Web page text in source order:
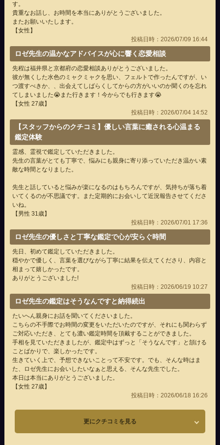
す。
貴重なお話し、お時間を本当にありがとうございました。
またお願いいたします。
【女性】
投稿日時：2026/07/09 16:44
ロゼ先生の温かなアドバイスが心に響く恋愛相談
先程は福井県と京都府の恋愛相談ありがとうございました。
彼が無くした水色のミャクミャクを思い、フェルトで作ったんですが、い
つ渡すべきか、、出会えてしばらくしてからの方がいいのか聞くのを忘れ
てしまいました😭また行きます！今からでも行きます😭
【女性 27歳】
投稿日時：2026/07/04 14:52
【スタッフからのクチコミ】優しい言葉に癒される心温まる
鑑定体験
霊感、霊視で鑑定していただきました。
先生の言葉がとても丁寧で、悩みにも親身に寄り添っていただき温かい素
敵な時間となりました。
先生と話していると悩みが楽になるのはもちろんですが、気持ちが落ち着
いてくるのが不思議です。また定期的にお会いして近況報告させてくださ
いね。
【男性 31歳】
投稿日時：2026/07/01 17:36
ロゼ先生の優しさと丁寧な鑑定で心が安らぐ時間
先日、初めて鑑定していただきました。
穏やかで優しく、言葉を選びながら丁寧に結果を伝えてくださり、内容と
相まって嬉しかったです。
ありがとうございました!
投稿日時：2026/06/19 10:27
ロゼ先生の鑑定はそうなんですと納得続出
たいへん親身にお話を聞いてくださいました。
こちらの不手際でお時間の変更をいただいたのですが、それにも関わらず
ご対応いただき、とても濃い鑑定時間を頂戴することができました。
手相を見ていただきましたが、鑑定中はずっと「そうなんです」と頷ける
ことばかりで、楽しかったです。
生きていく上で、予想できないことって不安です。でも、そんな時はま
た、ロゼ先生にお会いしたいなぁと思える、そんな先生でした。
本日は本当にありがとうございました。
【女性 27歳】
投稿日時：2026/06/18 16:26
更にクチコミを見る